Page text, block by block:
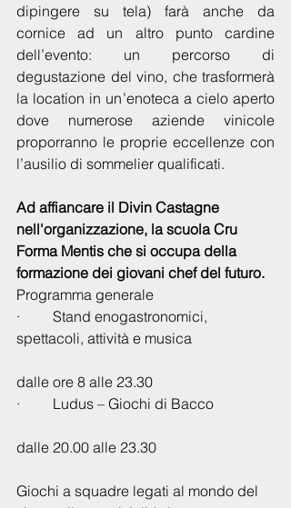
dipingere su tela) farà anche da
cornice ad un altro punto cardine
dell’evento: un percorso di
degustazione del vino, che trasformerà
la location in un’enoteca a cielo aperto
dove numerose aziende vinicole
proporranno le proprie eccellenze con
l’ausilio di sommelier qualificati.
Ad affiancare il Divin Castagne
nell'organizzazione, la scuola Cru
Forma Mentis che si occupa della
formazione dei giovani chef del futuro.
Programma generale
·         Stand enogastronomici,
spettacoli, attività e musica
dalle ore 8 alle 23.30
·         Ludus – Giochi di Bacco
dalle 20.00 alle 23.30
Giochi a squadre legati al mondo del